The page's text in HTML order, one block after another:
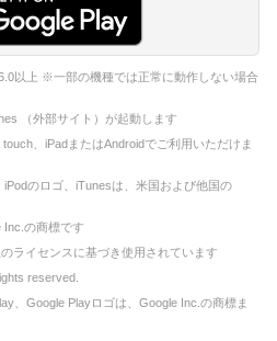
以上 ※一部の機種では正常に動作しない場合
（外部サイト）が起動します
、iPadまたはAndroidでご利用いただけま
のロゴ、iTunesは、米国および他国の
Inc.の商標です
ライセンスに基づき使用されています
reserved.
、Google Playロゴは、Google Inc.の商標ま